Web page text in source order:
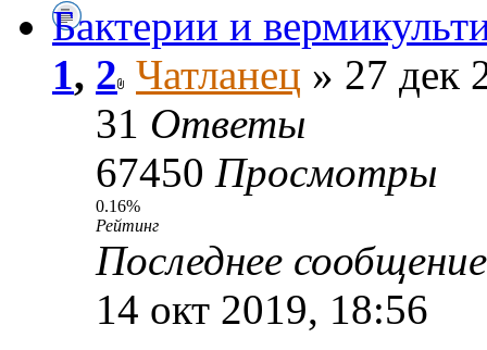
Бактерии и
1, 2 Чатланец » 27 дек
31 Ответы
67450 Просмотры
0.16%
Рейтинг
Последнее
14 окт 2019, 18:56